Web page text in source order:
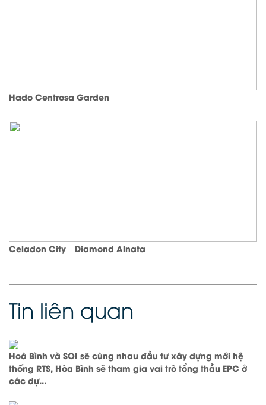
Hado Centrosa Garden
Celadon City – Diamond Alnata
Tin liên quan
Hoà Bình và SOI sẽ cùng nhau đầu tư xây dựng mới hệ
thống RTS, Hòa Bình sẽ tham gia vai trò tổng thầu EPC ở
các dự...